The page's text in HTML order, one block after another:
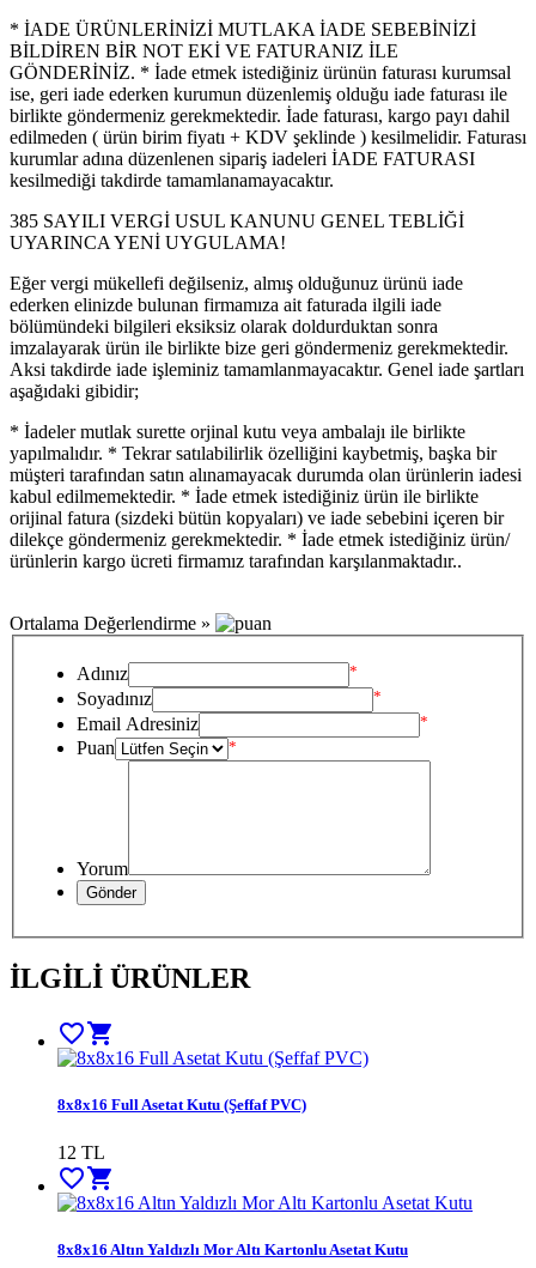
* İADE ÜRÜNLERİNİZİ MUTLAKA İADE SEBEBİNİZİ
BİLDİREN BİR NOT EKİ VE FATURANIZ İLE
GÖNDERİNİZ. * İade etmek istediğiniz ürünün faturası kurumsal
ise, geri iade ederken kurumun düzenlemiş olduğu iade faturası ile
birlikte göndermeniz gerekmektedir. İade faturası, kargo payı dahil
edilmeden ( ürün birim fiyatı + KDV şeklinde ) kesilmelidir. Faturası
kurumlar adına düzenlenen sipariş iadeleri İADE FATURASI
kesilmediği takdirde tamamlanamayacaktır.
385 SAYILI VERGİ USUL KANUNU GENEL TEBLİĞİ
UYARINCA YENİ UYGULAMA!
Eğer vergi mükellefi değilseniz, almış olduğunuz ürünü iade
ederken elinizde bulunan firmamıza ait faturada ilgili iade
bölümündeki bilgileri eksiksiz olarak doldurduktan sonra
imzalayarak ürün ile birlikte bize geri göndermeniz gerekmektedir.
Aksi takdirde iade işleminiz tamamlanmayacaktır. Genel iade şartları
aşağıdaki gibidir;
* İadeler mutlak surette orjinal kutu veya ambalajı ile birlikte
yapılmalıdır. * Tekrar satılabilirlik özelliğini kaybetmiş, başka bir
müşteri tarafından satın alınamayacak durumda olan ürünlerin iadesi
kabul edilmemektedir. * İade etmek istediğiniz ürün ile birlikte
orijinal fatura (sizdeki bütün kopyaları) ve iade sebebini içeren bir
dilekçe göndermeniz gerekmektedir. * İade etmek istediğiniz ürün/
ürünlerin kargo ücreti firmamız tarafından karşılanmaktadır..
Ortalama Değerlendirme »
Adınız *
Soyadınız *
Email Adresiniz *
Puan *
Yorum
İLGİLİ ÜRÜNLER
favorite_bordershopping_cart
8x8x16 Full Asetat Kutu (Şeffaf PVC)
12 TL
favorite_bordershopping_cart
8x8x16 Altın Yaldızlı Mor Altı Kartonlu Asetat Kutu